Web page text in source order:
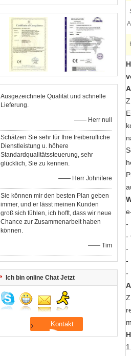
Ausgezeichnete Qualität und schnelle
Lieferung.
—— Herr null
Schätzen Sie sehr für Ihre freiberufliche
Dienstleistung u. höhere
Standardqualitätssteuerung, sehr
glücklich, Sie zu kennen.
—— Herr Johnifere
Sie können mir den besten Plan geben
immer, und er lässt meinen Kunden
groß sich fühlen, ich hofft, dass wir neue
Chance zur Zusammenarbeit haben
können.
—— Tim
Ich bin online Chat Jetzt
-
-
-
-
-